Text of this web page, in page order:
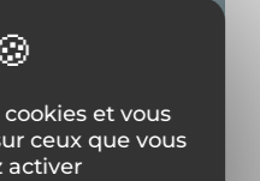
et vous
ceux que vous
activer